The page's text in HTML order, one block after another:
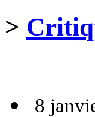
>
8